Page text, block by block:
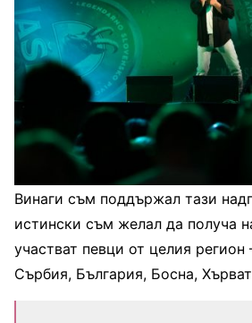
Винаги съм поддържал тази
истински съм желал да получа
участват певци от целия
Сърбия, България, Босна,